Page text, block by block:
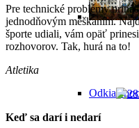
Odkiaľ
Pre technické problémy
jednodňovým meškaním.
športe udiali, vám opäť
rozhovorov. Tak, hurá na to!
Atletika
Keď sa darí i nedarí